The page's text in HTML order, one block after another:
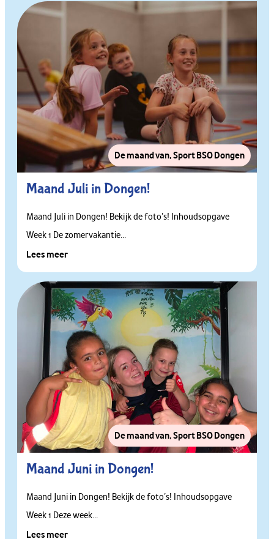
De maand van,Sport BSO Dongen
Maand Juli in Dongen!
Maand Juli in Dongen! Bekijk de foto’s! Inhoudsopgave
Week 1 De zomervakantie...
Lees meer
De maand van,Sport BSO Dongen
Maand Juni in Dongen!
Maand Juni in Dongen! Bekijk de foto’s! Inhoudsopgave
Week 1 Deze week...
Lees meer